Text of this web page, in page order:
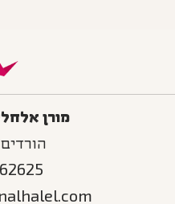
מורן
הורדים 30, יהוד